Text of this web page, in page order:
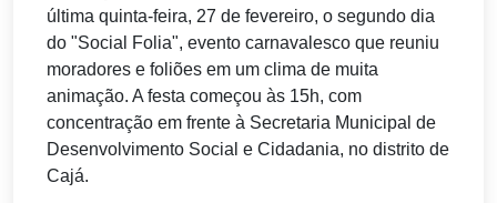
última quinta-feira, 27 de fevereiro, o segundo dia
do "Social Folia", evento carnavalesco que reuniu
moradores e foliões em um clima de muita
animação. A festa começou às 15h, com
concentração em frente à Secretaria Municipal de
Desenvolvimento Social e Cidadania, no distrito de
Cajá.